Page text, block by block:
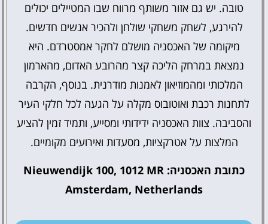
טובה. יש גם אזור משותף מרווח שבו המטיילים יכולים
להירגע, לשחק משחקי שולחן ולהכיר אנשים חדשים.
מיקומה של האכסניה מושלם לחקר אמסטרדם. היא
נמצאת במרחק הליכה קצר מהרובע האדום, מהארמון
המלכותי ומהמוזיאון לאמנות מודרנית. בנוסף, הקרבה
לתחנות רכבת ואוטובוס מקלה על הגעה לכל חלקי העיר
והסביבה. צוות האכסניה ידידותי ומסייע, ותמיד זמין להציע
המלצות על אטרקציות, מסעדות ואירועים מקומיים.
כתובת האכסניה: Nieuwendijk 100, 1012 MR
Amsterdam, Netherlands